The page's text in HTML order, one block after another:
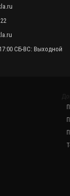
СБ-ВС: Выходной